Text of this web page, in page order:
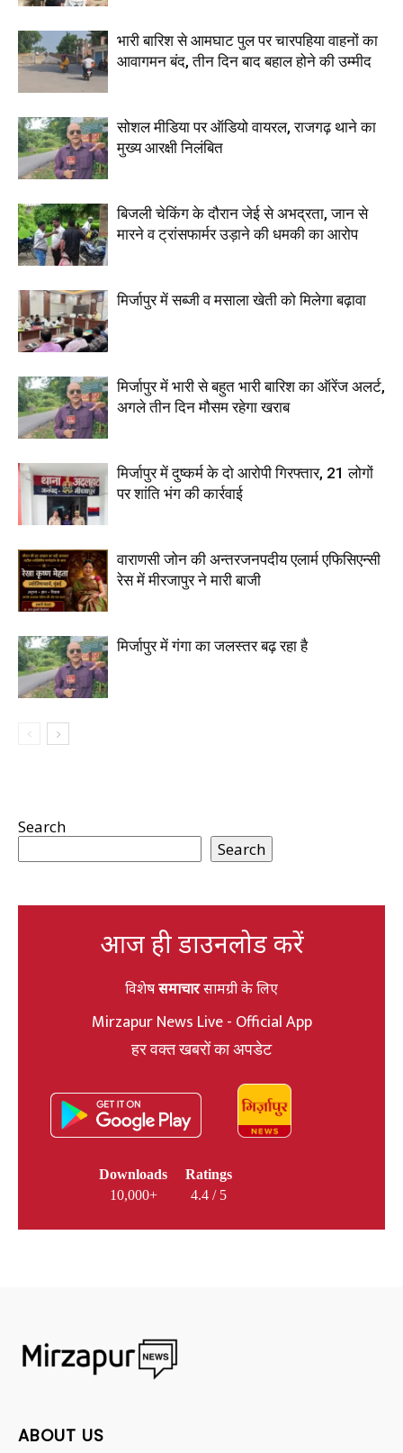
भारी बारिश से आमघाट पुल पर चारपहिया वाहनों का
आवागमन बंद, तीन दिन बाद बहाल होने की उम्मीद
सोशल मीडिया पर ऑडियो वायरल, राजगढ़ थाने का
मुख्य आरक्षी निलंबित
बिजली चेकिंग के दौरान जेई से अभद्रता, जान से
मारने व ट्रांसफार्मर उड़ाने की धमकी का आरोप
मिर्जापुर में सब्जी व मसाला खेती को मिलेगा बढ़ावा
मिर्जापुर में भारी से बहुत भारी बारिश का ऑरेंज अलर्ट,
अगले तीन दिन मौसम रहेगा खराब
मिर्जापुर में दुष्कर्म के दो आरोपी गिरफ्तार, 21 लोगों
पर शांति भंग की कार्रवाई
वाराणसी जोन की अन्तरजनपदीय एलार्म एफिसिएन्सी
रेस में मीरजापुर ने मारी बाजी
मिर्जापुर में गंगा का जलस्तर बढ़ रहा है
Search
Search
आज ही डाउनलोड करें
विशेषसमाचारसामग्री के लिए
Mirzapur News Live - Official App
हर वक्त खबरों का अपडेट
Downloads
10,000+
Ratings
4.4 / 5
ABOUT US